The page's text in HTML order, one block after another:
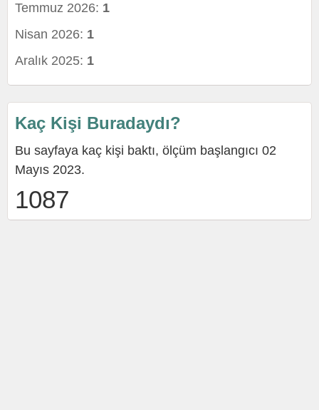
Temmuz 2026: 1
Nisan 2026: 1
Aralık 2025: 1
Kaç Kişi Buradaydı?
Bu sayfaya kaç kişi baktı, ölçüm başlangıcı 02
Mayıs 2023.
1087